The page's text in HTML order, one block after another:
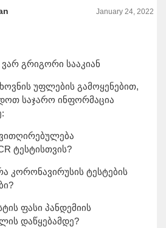
January 24, 2022
გრიგორი სააკიან
უფლების გამოყენებით,
საჯარო ინფორმაცია
ტესტისთვის?
კორონავირუსის ტესტების
ფასი პანდემიის
დაწყებამდე?